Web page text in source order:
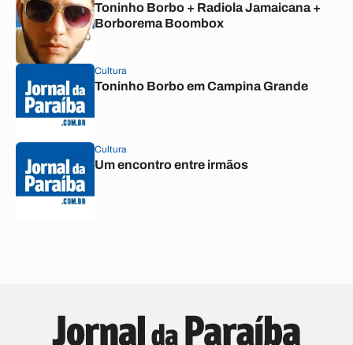
Toninho Borbo + Radiola Jamaicana +
Borborema Boombox
Cultura
Toninho Borbo em Campina Grande
Cultura
Um encontro entre irmãos